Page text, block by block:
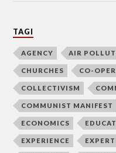
TAGI
AGENCY AIR
CHURCHES CO-
COLLECTIVISM
COMMUNIST MANIFEST
ECONOMICS
EXPERIENCE